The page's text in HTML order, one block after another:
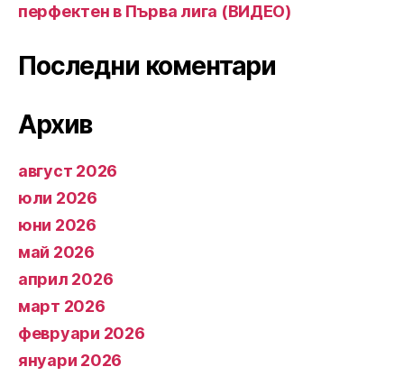
перфектен в Първа лига (ВИДЕО)
Последни коментари
Архив
август 2026
юли 2026
юни 2026
май 2026
април 2026
март 2026
февруари 2026
януари 2026